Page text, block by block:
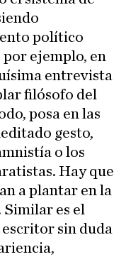
político
ejemplo, en
entrevista
filósofo del
posa en las
gesto,
o los
Hay que
a plantar en la
es el
sin duda